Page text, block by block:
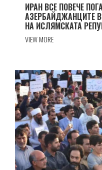
ИРАН ВСЕ ПОВЕЧЕ
АЗЕРБАЙДЖАНЦИТЕ
НА ИСЛЯМСКАТА
VIEW MORE